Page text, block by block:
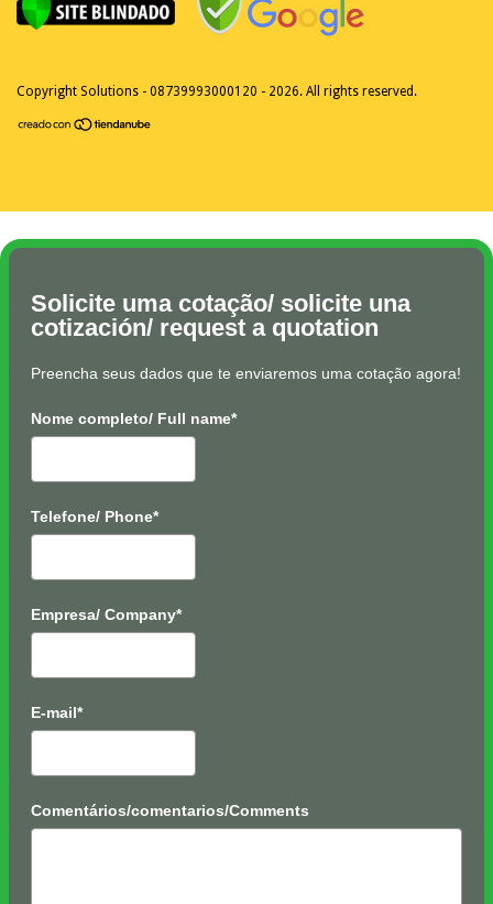
Copyright Solutions - 08739993000120 - 2026. All rights reserved.
Solicite uma cotação/ solicite una
cotización/ request a quotation
Preencha seus dados que te enviaremos uma cotação agora!
Nome completo/ Full name*
Telefone/ Phone*
Empresa/ Company*
E-mail*
Comentários/comentarios/Comments